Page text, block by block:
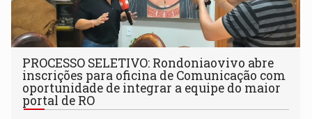
PROCESSO SELETIVO: Rondoniaovivo abre
inscrições para oficina de Comunicação com
oportunidade de integrar a equipe do maior
portal de RO